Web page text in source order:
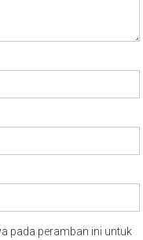
pada peramban ini untuk